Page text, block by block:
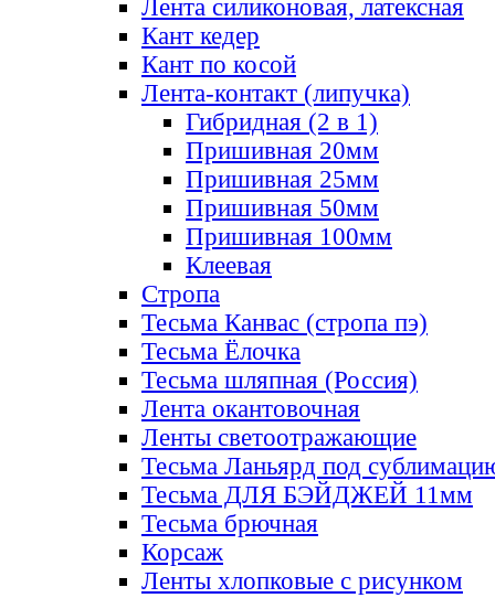
Лента силиконовая, латексная
Кант кедер
Кант по косой
Лента-контакт (липучка)
Гибридная (2 в 1)
Пришивная 20мм
Пришивная 25мм
Пришивная 50мм
Пришивная 100мм
Клеевая
Стропа
Тесьма Канвас (стропа пэ)
Тесьма Ёлочка
Тесьма шляпная (Россия)
Лента окантовочная
Ленты светоотражающие
Тесьма Ланьярд под
Тесьма ДЛЯ БЭЙДЖЕЙ 11мм
Тесьма брючная
Корсаж
Ленты хлопковые с рисунком